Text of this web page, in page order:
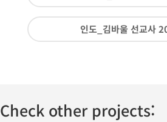
인도_김바울 선교사
Check other projects: